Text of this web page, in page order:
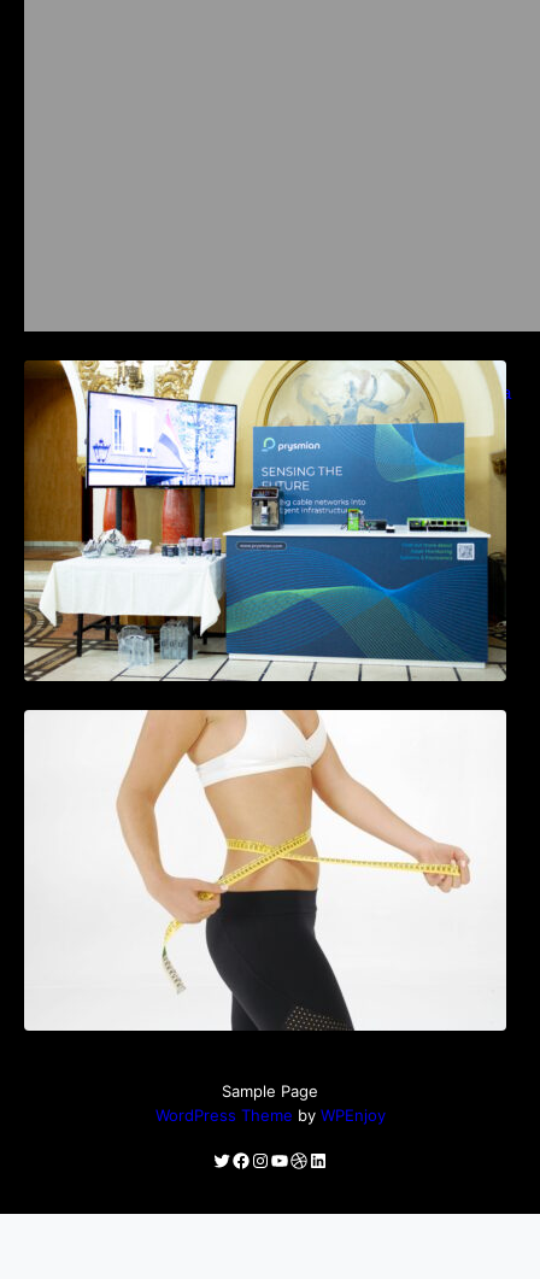
Prysmian aduce la COMM26 tehnologii de
sensing si Digital Energy pentru monitorizarea
in timp real a infrastrucrutilor critice
Tratamentul Wegovy® generează o scădere
în greutate de până la 22,6% la femei în
perioada menopauzei și reduce la jumătate
riscul de migrene
Sample Page
WordPress Theme by WPEnjoy
Twitter
Facebook
Instagram
YouTube
Dribbble
LinkedIn